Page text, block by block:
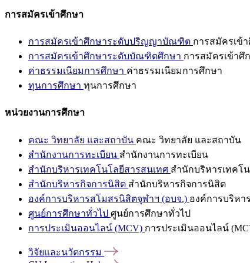
การสมัครเข้าศึกษา
การสมัครเข้าศึกษาระดับปริญญาบัณฑิต การสมัครเ
การสมัครเข้าศึกษาระดับบัณฑิตศึกษา การสมัครเข้า
ค่าธรรมเนียมการศึกษา ค่าธรรมเนียมการศึกษา
ทุนการศึกษา ทุนการศึกษา
หน่วยงานการศึกษา
คณะ วิทยาลัย และสถาบัน คณะ วิทยาลัย และสถาบัน
สำนักงานการทะเบียน สำนักงานการทะเบียน
สำนักบริหารเทคโนโลยีสารสนเทศ สำนักบริหารเทคโ
สำนักบริหารกิจการนิสิต สำนักบริหารกิจการนิสิต
องค์การบริหารสโมสรนิสิตจุฬาฯ (อบจ.) องค์การบริหา
ศูนย์การศึกษาทั่วไป ศูนย์การศึกษาทั่วไป
การประเมินออนไลน์ (MCV) การประเมินออนไลน์
วิจัยและนวัตกรรม